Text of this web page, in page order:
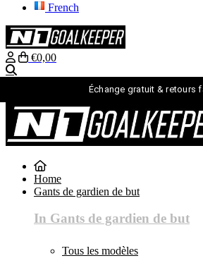
French
€0,00
Échange gratuit & retours
French
French
connexion
Home
Gants de gardien de but
In Gants de gardien de but
Tous les modèles